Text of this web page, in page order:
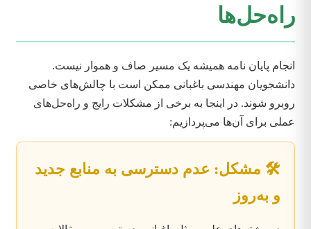
راه‌حل‌ها
انجام پایان نامه همیشه یک مسیر صاف و هموار نیست.
دانشجویان مهندسی باغبانی ممکن است با چالش‌های خاصی
روبرو شوند. در اینجا به برخی از مشکلات رایج و راه‌حل‌های
عملی برای آن‌ها می‌پردازیم:
🛠️ مشکل: عدم دسترسی به منابع جدید
و به‌روز